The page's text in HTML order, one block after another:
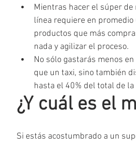
Mientras hacer el súper
línea requiere en
productos que más
nada y agilizar el proceso.
No sólo gastarás menos
que un taxi, sino también
hasta el 40% del total de
¿Y cuál es el
Si estás acostumbrado a un